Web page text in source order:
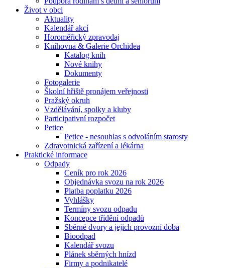
Život v obci
Aktuality
Kalendář akcí
Horoměřický zpravodaj
Knihovna & Galerie Orchidea
Katalog knih
Nové knihy
Dokumenty
Fotogalerie
Školní hřiště pronájem veřejnosti
Pražský okruh
Vzdělávání, spolky a kluby
Participativní rozpočet
Petice
Petice - nesouhlas s odvoláním starosty
Zdravotnická zařízení a lékárna
Praktické informace
Odpady
Ceník pro rok 2026
Objednávka svozu na rok 2026
Platba poplatku 2026
Vyhlášky
Termíny svozu odpadu
Koncepce třídění odpadů
Sběrné dvory a jejich provozní doba
Bioodpad
Kalendář svozu
Plánek sběrných hnízd
Firmy a podnikatelé